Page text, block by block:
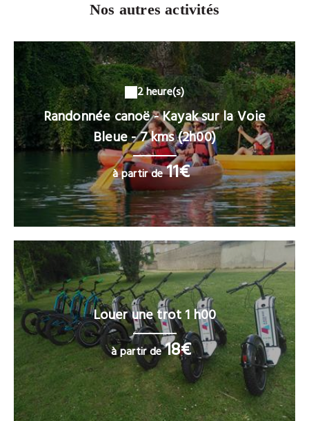
Nos autres activités
2 heure(s)
Randonnée canoë - Kayak sur la Voie
Bleue - 7 kms (2h00)
à partir de11€
Louer une trot 1 h00
à partir de18€